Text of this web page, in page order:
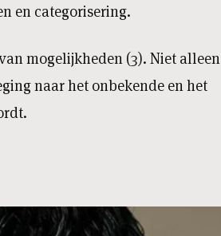
en categorisering.
mogelijkheden (3). Niet alleen
naar het onbekende en het